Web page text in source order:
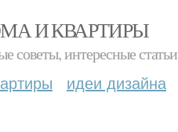
И КВАРТИРЫ
советы, интересные статьи
идеи дизайна